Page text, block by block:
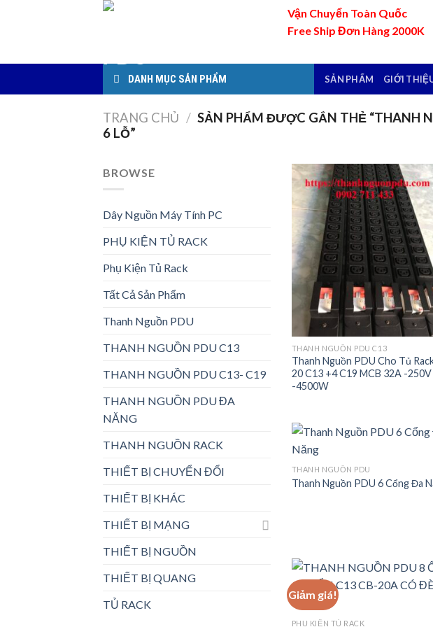
Vận Chuyển Toàn Quốc
Free Ship Đơn Hàng 2000K
DANH MỤC SẢN PHẨM SẢN PHẨM GIỚI
TRANG CHỦ / SẢN PHẨM ĐƯỢC GẮN THẺ “THANH
6 LỖ”
BROWSE
Dây Nguồn Máy Tính PC
PHỤ KIỆN TỦ RACK
Phụ Kiện Tủ Rack
Tất Cả Sản Phẩm
Thanh Nguồn PDU
THANH NGUỒN PDU C13
THANH NGUỒN PDU C13- C19
THANH NGUỒN PDU ĐA
NĂNG
THANH NGUỒN RACK
THIẾT BỊ CHUYỂN ĐỔI
THIẾT BỊ KHÁC
THIẾT BỊ MẠNG
THIẾT BỊ NGUỒN
THIẾT BỊ QUANG
TỦ RACK
THANH NGUỒN PDU C13
Thanh Nguồn PDU Cho Tủ
20 C13 +4 C19 MCB 32A -250V
-4500W
THANH NGUỒN PDU
Thanh Nguồn PDU 6 Cổng Đa
Giảm giá!
PHỤ KIỆN TỦ RACK